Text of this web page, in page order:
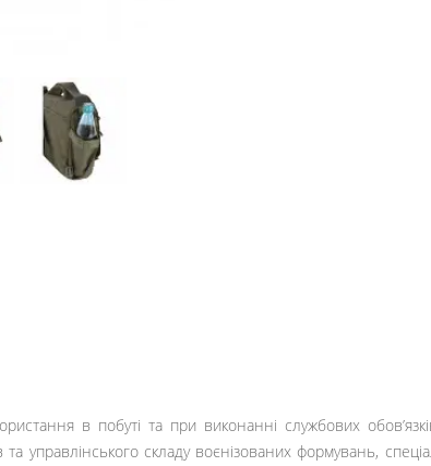
в побуті та при виконанні службових
управлінського складу воєнізованих формувань,